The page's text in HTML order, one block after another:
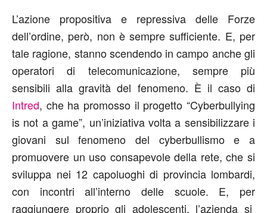
L’azione propositiva e repressiva delle Forze
dell’ordine, però, non è sempre sufficiente. E, per
tale ragione, stanno scendendo in campo anche gli
operatori di telecomunicazione, sempre più
sensibili alla gravità del fenomeno. È il caso di
Intred, che ha promosso il progetto “Cyberbullying
is not a game”, un’iniziativa volta a sensibilizzare i
giovani sul fenomeno del cyberbullismo e a
promuovere un uso consapevole della rete, che si
sviluppa nei 12 capoluoghi di provincia lombardi,
con incontri all’interno delle scuole. E, per
raggiungere proprio gli adolescenti, l’azienda si